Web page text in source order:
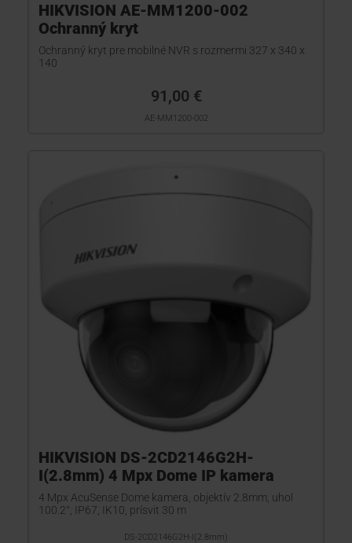
HIKVISION AE-MM1200-002
Ochranný kryt
Ochranný kryt pre mobilné NVR s rozmermi 327 x 340 x
140
91,00 €
AE-MM1200-002
HIKVISION DS-2CD2146G2H-
I(2.8mm) 4 Mpx Dome IP kamera
4 Mpx AcuSense Dome kamera, objektív 2.8mm, uhol
100.2°, IP67, IK10, prísvit 30 m
DS-2CD2146G2H-I(2.8mm)